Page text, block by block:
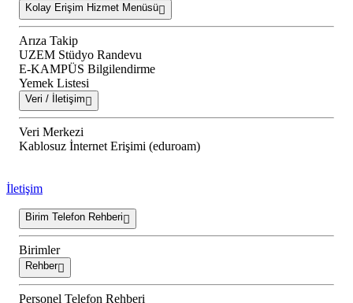
Kolay Erişim Hizmet Menüsü
Arıza Takip
UZEM Stüdyo Randevu
E-KAMPÜS Bilgilendirme
Yemek Listesi
Veri / İletişim
Veri Merkezi
Kablosuz İnternet Erişimi (eduroam)
İletişim
Birim Telefon Rehberi
Birimler
Rehber
Personel Telefon Rehberi